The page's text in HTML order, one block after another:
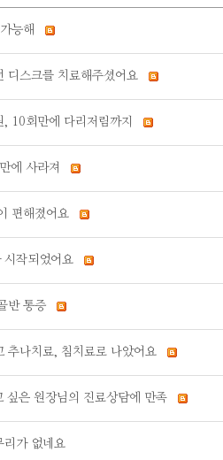
능해
디스크를 치료해주셨어요
10회만에 다리저림까지
에 사라져
편해졌어요
시작되었어요
반 통증
추나치료, 침치료로 나았어요
싶은 원장님의 진료상담에 만족
리가 없네요